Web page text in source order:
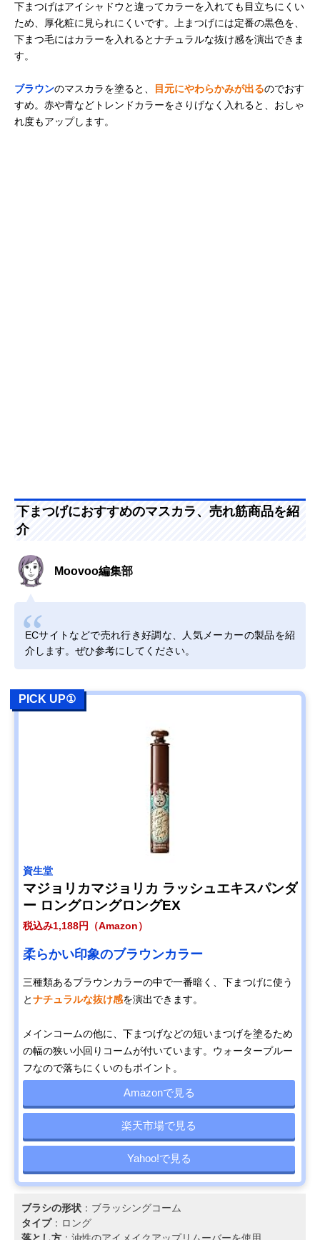
下まつげはアイシャドウと違ってカラーを入れても目立ちにくい
ため、厚化粧に見られにくいです。上まつげには定番の黒色を、
下まつ毛にはカラーを入れるとナチュラルな抜け感を演出できま
す。
ブラウンのマスカラを塗ると、 目元にやわらかみが出るのでおす
すめ。赤や青などトレンドカラーをさりげなく入れると、おしゃ
れ度もアップします。
下まつげにおすすめのマスカラ、売れ筋商品を紹
介
Moovoo編集部
ECサイトなどで売れ行き好調な、人気メーカーの製品を紹
介します。ぜひ参考にしてください。
PICK UP①
資生堂
マジョリカマジョリカ ラッシュエキスパンダ
ー ロングロングロングEX
税込み1,188円（Amazon）
柔らかい印象のブラウンカラー
三種類あるブラウンカラーの中で一番暗く、下まつげに使う
とナチュラルな抜け感を演出できます。
メインコームの他に、下まつげなどの短いまつげを塗るため
の幅の狭い小回りコームが付いています。ウォータープルー
フなので落ちにくいのもポイント。
Amazonで見る
楽天市場で見る
Yahoo!で見る
ブラシの形状 ：ブラッシングコーム
タイプ：ロング